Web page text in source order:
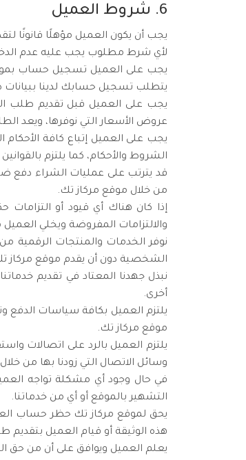
6. شروط العميل
يجب أن يكون العميل مؤهلًا قانونًا
لأي شرط مطلوب يجب عليه عدم
يجب على العميل تسجيل حساب
يتطلب تسجيل حسابك لدينا ببيانات
يجب على العميل قبل تقديم طلب
عروض الأسعار التي نوفرها، ويعد
يجب على العميل إتباع كافة
الشروط والأحكام، كما يلتزم
قد يترتب على عمليات الشراء دفع
من خلال موقع مركاز تك.
إذا كان هناك أي قيود أو
والالتزامات المفروضة ويخلي
نوفر الخدمات والمنتجات الرقمية
الشخصية دون أن يقدم موقع مركاز
نبذل جهدنا المعتاد في تقديم
أخرى.
يلتزم العميل بكافة سياسات الدفع
موقع مركاز تك.
يلتزم العميل بالرد على اتصالات
وسائل الاتصال التي زودنا بها من
في حال وجود أي مشكلة تواجه
التشهير بالموقع أو أي من خدماتنا.
يحق لموقع مركاز تك حظر حساب
هذه الوثيقة أو قيام العميل
يعلم العميل ويوافق على أن من حق